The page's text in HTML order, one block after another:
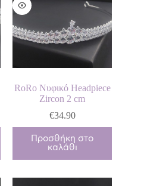
RoRo Νυφικό Headpiece
Zircon 2 cm
€34.90
Προσθήκη στο
καλάθι